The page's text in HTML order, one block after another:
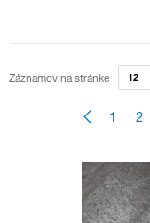
Záznamov na stránke 12
1 2